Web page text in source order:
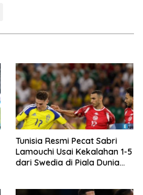
Tunisia Resmi Pecat Sabri
Lamouchi Usai Kekalahan 1-5
dari Swedia di Piala Dunia